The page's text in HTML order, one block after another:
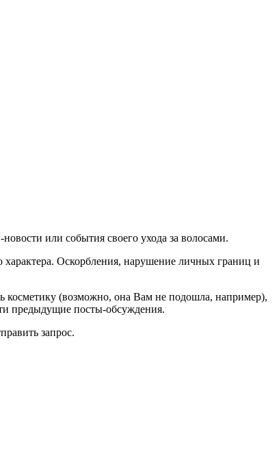
или события своего ухода за волосами.
характера. Оскорбления, нарушение личных границ и
косметику (возможно, она Вам не подошла, например),
предыдущие посты-обсуждения.
запрос.